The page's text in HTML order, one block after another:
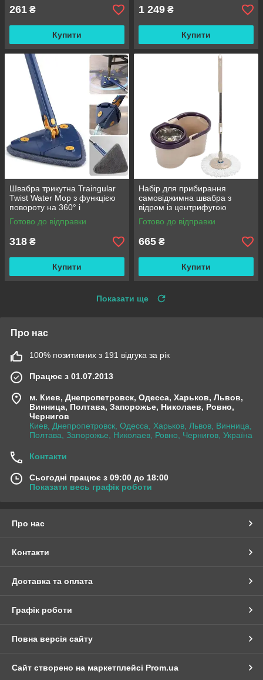
261 ₴
Купити
1 249 ₴
Купити
Швабра трикутна Traingular
Twist Water Mop з функцією
повороту на 360° і
віджиманням
Готово до відправки
318 ₴
Купити
Набір для прибирання
самовіджимна швабра з
відром із центрифугою
Rotating Mop 360 / Турбо
швабра
Готово до відправки
665 ₴
Купити
Показати ще
Про нас
100% позитивних з 191 відгука за рік
Працює з 01.07.2013
м. Киев, Днепропетровск, Одесса, Харьков, Львов,
Винница, Полтава, Запорожье, Николаев, Ровно,
Чернигов
Киев, Днепропетровск, Одесса, Харьков, Львов, Винница,
Полтава, Запорожье, Николаев, Ровно, Чернигов, Україна
Контакти
Сьогодні працює з 09:00 до 18:00
Показати весь графік роботи
Про нас
Контакти
Доставка та оплата
Графік роботи
Повна версія сайту
Сайт створено на маркетплейсі Prom.ua